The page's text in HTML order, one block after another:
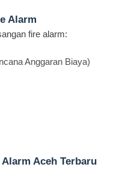
Alarm
fire alarm:
Anggaran Biaya)
Aceh Terbaru